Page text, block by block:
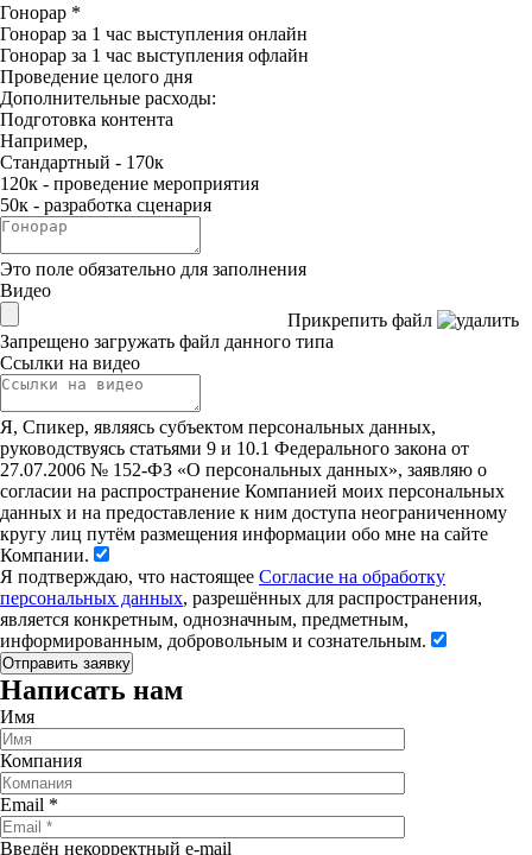
Гонорар *
Гонорар за 1 час выступления онлайн
Гонорар за 1 час выступления офлайн
Проведение целого дня
Дополнительные расходы:
Подготовка контента
Например,
Стандартный - 170к
120к - проведение мероприятия
50к - разработка сценария
Это поле обязательно для заполнения
Видео
Прикрепить файл
Запрещено загружать файл данного типа
Ссылки на видео
Я, Спикер, являясь субъектом персональных данных,
руководствуясь статьями 9 и 10.1 Федерального закона от
27.07.2006 № 152-ФЗ «О персональных данных», заявляю о
согласии на распространение Компанией моих персональных
данных и на предоставление к ним доступа неограниченному
кругу лиц путём размещения информации обо мне на сайте
Компании.
Я подтверждаю, что настоящее Согласие на обработку
персональных данных, разрешённых для распространения,
является конкретным, однозначным, предметным,
информированным, добровольным и сознательным.
Написать нам
Имя
Компания
Email *
Введён некорректный e-mail